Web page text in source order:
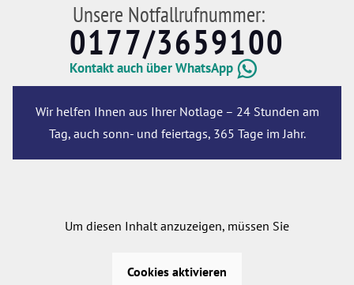
Unsere Notfallrufnummer:
0177/3659100
Kontakt auch über WhatsApp
Wir helfen Ihnen aus Ihrer Notlage – 24 Stunden am
Tag, auch sonn- und feiertags, 365 Tage im Jahr.
Um diesen Inhalt anzuzeigen, müssen Sie
Cookies aktivieren